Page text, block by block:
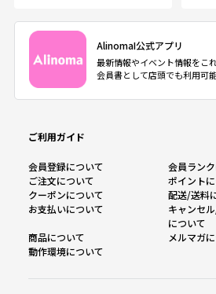
AlinomaI公式アプリ
最新情報やイベント情報をこ
会員書として店頭でも利用可
ご利用ガイド
会員登録について
会員ラン
ご注文について
ポイント
クーポンについて
配送/送料
お支払いについて
キャンセ
について
商品について
メルマガ
動作環境について